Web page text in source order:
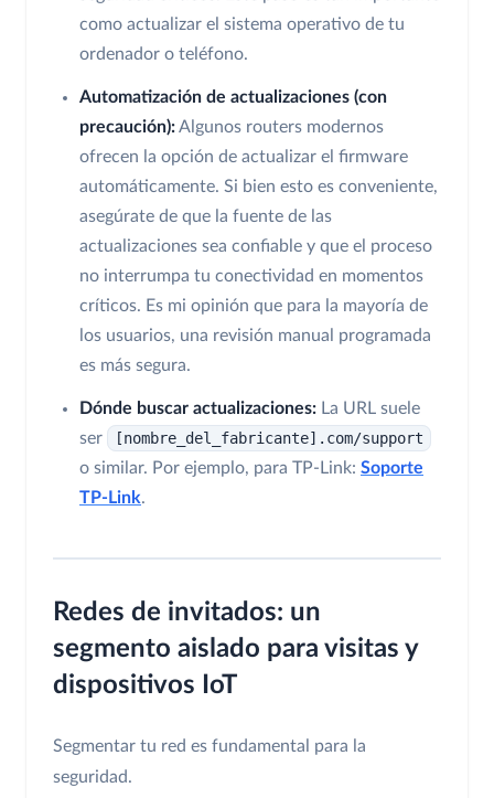
como actualizar el sistema operativo de tu
ordenador o teléfono.
Automatización de actualizaciones (con
precaución):Algunos routers modernos
ofrecen la opción de actualizar el firmware
automáticamente. Si bien esto es conveniente,
asegúrate de que la fuente de las
actualizaciones sea confiable y que el proceso
no interrumpa tu conectividad en momentos
críticos. Es mi opinión que para la mayoría de
los usuarios, una revisión manual programada
es más segura.
Dónde buscar actualizaciones: La URL suele
ser
[nombre_del_fabricante].com/support
o similar. Por ejemplo, para TP-Link: Soporte
TP-Link.
Redes de invitados: un
segmento aislado para visitas y
dispositivos IoT
Segmentar tu red es fundamental para la
seguridad.